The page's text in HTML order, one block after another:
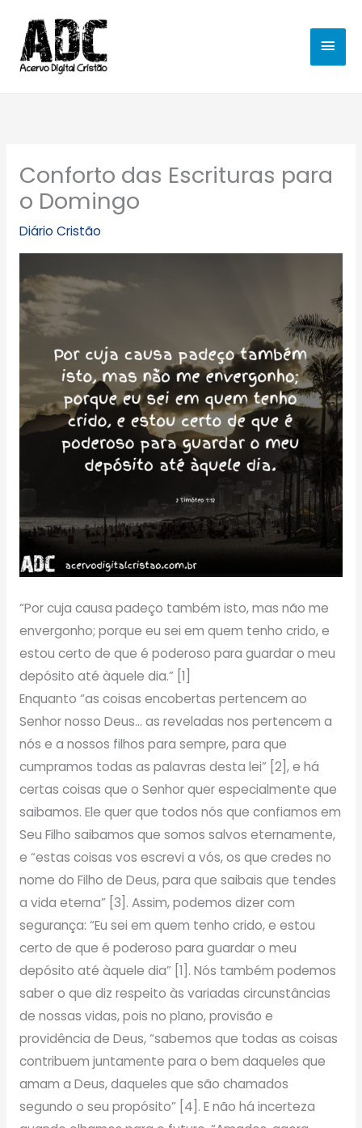
para
conteúdo
Conforto das Escrituras para
o Domingo
Diário Cristão
“Por cuja causa padeço também isto, mas não me
envergonho; porque eu sei em quem tenho crido, e
estou certo de que é poderoso para guardar o meu
depósito até àquele dia.” [1]
Enquanto “as coisas encobertas pertencem ao
Senhor nosso Deus… as reveladas nos pertencem a
nós e a nossos filhos para sempre, para que
cumpramos todas as palavras desta lei” [2], e há
certas coisas que o Senhor quer especialmente que
saibamos. Ele quer que todos nós que confiamos em
Seu Filho saibamos que somos salvos eternamente,
e “estas coisas vos escrevi a vós, os que credes no
nome do Filho de Deus, para que saibais que tendes
a vida eterna” [3]. Assim, podemos dizer com
segurança: “Eu sei em quem tenho crido, e estou
certo de que é poderoso para guardar o meu
depósito até àquele dia” [1]. Nós também podemos
saber o que diz respeito às variadas circunstâncias
de nossas vidas, pois no plano, provisão e
providência de Deus, “sabemos que todas as coisas
contribuem juntamente para o bem daqueles que
amam a Deus, daqueles que são chamados
segundo o seu propósito” [4]. E não há incerteza